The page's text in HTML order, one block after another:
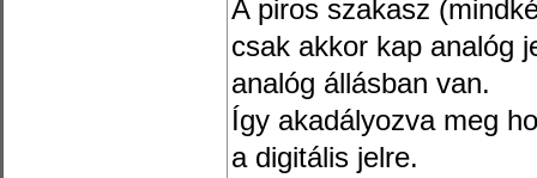
A piros szakasz
csak akkor kap analóg
analóg állásban van.
Így akadályozva meg
a digitális jelre.